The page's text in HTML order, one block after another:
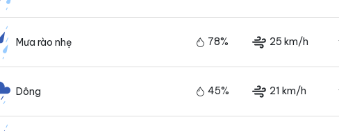
Mưa rào nhẹ 78% 25 km/h
Dông 45% 21 km/h